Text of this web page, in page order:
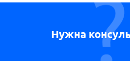
Нужна